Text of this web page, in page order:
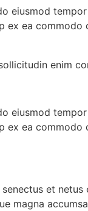
eiusmod
ea
enim
eiusmod
ea
et
magna